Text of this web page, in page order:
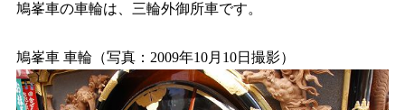
鳩峯車の車輪は、三輪外御所車です。
鳩峯車 車輪（写真：2009年10月10日撮影）